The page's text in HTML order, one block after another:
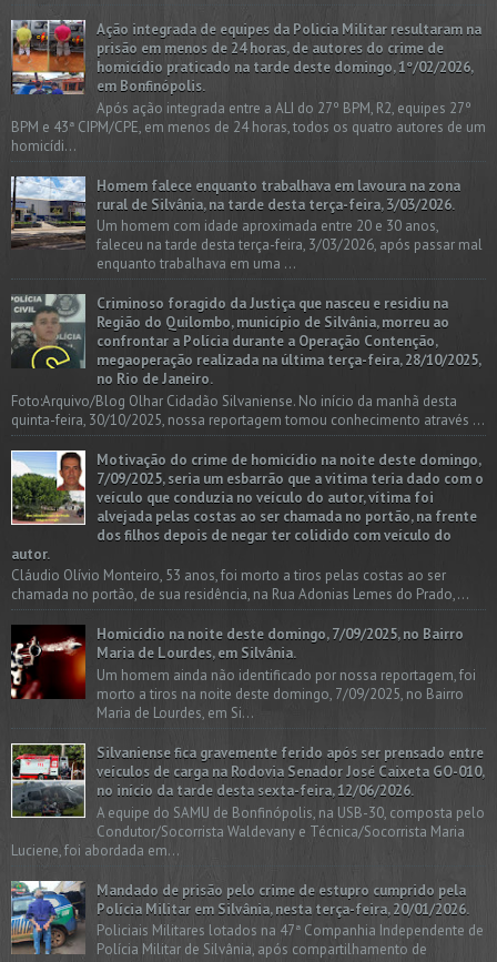
Ação integrada de equipes da Policia Militar resultaram na
prisão em menos de 24 horas, de autores do crime de
homicídio praticado na tarde deste domingo, 1º/02/2026,
em Bonfinópolis.
Após ação integrada entre a ALI do 27º BPM, R2, equipes 27º
BPM e 43ª CIPM/CPE, em menos de 24 horas, todos os quatro autores de um
homicídi...
Homem falece enquanto trabalhava em lavoura na zona
rural de Silvânia, na tarde desta terça-feira, 3/03/2026.
Um homem com idade aproximada entre 20 e 30 anos,
faleceu na tarde desta terça-feira, 3/03/2026, após passar mal
enquanto trabalhava em uma ...
Criminoso foragido da Justiça que nasceu e residiu na
Região do Quilombo, município de Silvânia, morreu ao
confrontar a Polícia durante a Operação Contenção,
megaoperação realizada na última terça-feira, 28/10/2025,
no Rio de Janeiro.
Foto:Arquivo/Blog Olhar Cidadão Silvaniense. No início da manhã desta
quinta-feira, 30/10/2025, nossa reportagem tomou conhecimento através ...
Motivação do crime de homicídio na noite deste domingo,
7/09/2025, seria um esbarrão que a vitima teria dado com o
veículo que conduzia no veículo do autor, vítima foi
alvejada pelas costas ao ser chamada no portão, na frente
dos filhos depois de negar ter colidido com veículo do
autor.
Cláudio Olívio Monteiro, 53 anos, foi morto a tiros pelas costas ao ser
chamada no portão, de sua residência, na Rua Adonias Lemes do Prado,...
Homicídio na noite deste domingo, 7/09/2025, no Bairro
Maria de Lourdes, em Silvânia.
Um homem ainda não identificado por nossa reportagem, foi
morto a tiros na noite deste domingo, 7/09/2025, no Bairro
Maria de Lourdes, em Si...
Silvaniense fica gravemente ferido após ser prensado entre
veículos de carga na Rodovia Senador José Caixeta GO-010,
no início da tarde desta sexta-feira, 12/06/2026.
A equipe do SAMU de Bonfinópolis, na USB-30, composta pelo
Condutor/Socorrista Waldevany e Técnica/Socorrista Maria
Luciene, foi abordada em...
Mandado de prisão pelo crime de estupro cumprido pela
Polícia Militar em Silvânia, nesta terça-feira, 20/01/2026.
Policiais Militares lotados na 47ª Companhia Independente de
Polícia Militar de Silvânia, após compartilhamento de